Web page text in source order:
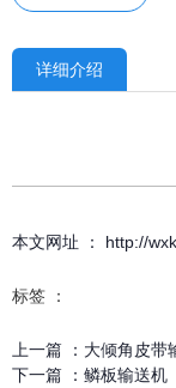
详细介绍
本文网址 ： http://
标签 ：
上一篇 ： 大倾角皮带
下一篇 ： 鳞板输送机